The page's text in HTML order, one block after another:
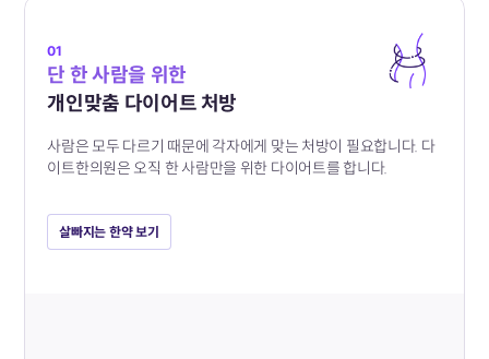
01
단 한 사람을 위한
개인맞춤 다이어트 처방
사람은 모두 다르기 때문에 각자에게 맞는 처방이 필요합니다. 다
이트한의원은 오직 한 사람만을 위한 다이어트를 합니다.
살빠지는 한약 보기